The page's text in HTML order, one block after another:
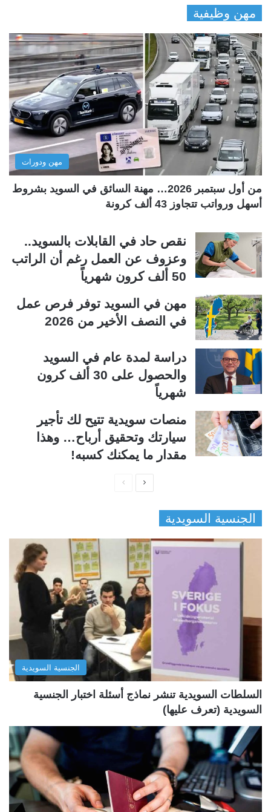
ح
ة
ا
ل
س
ا
ب
ح
ة
ا
ل
ا
ل
مهن وظيفية
مهن ودورات
من أول سبتمبر 2026… مهنة السائق في السويد بشروط
أسهل ورواتب تتجاوز 43 ألف كرونة
نقص حاد في القابلات بالسويد..
وعزوف عن العمل رغم أن الراتب
50 ألف كرون شهرياً
مهن في السويد توفر فرص عمل
في النصف الأخير من 2026
دراسة لمدة عام في السويد
والحصول على 30 ألف كرون
شهرياً
منصات سويدية تتيح لك تأجير
سيارتك وتحقيق أرباح… وهذا
مقدار ما يمكنك كسبه!
ا
س
ا
ب
ق
ة
ح
ة
ا
ل
ت
ا
ل
ي
الجنسية السويدية
الجنسية السويدية
السلطات السويدية تنشر نماذج أسئلة اختبار الجنسية
السويدية (تعرف عليها)